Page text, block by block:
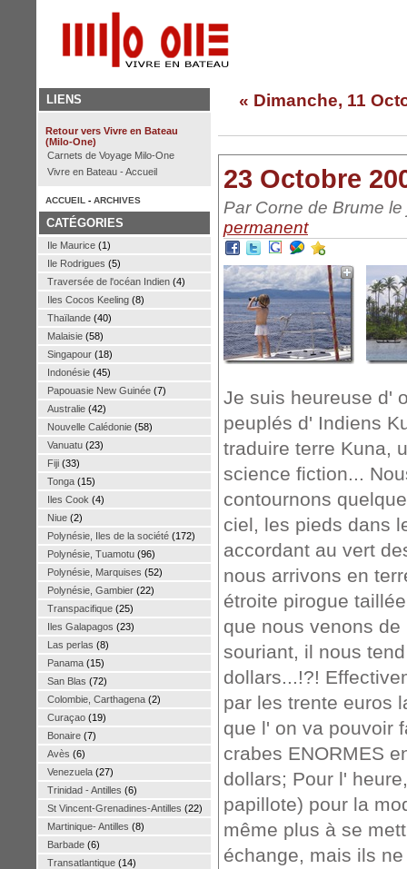
« Dimanche, 11
23 Octobre
Par Corne de Brume
permanent
Je suis heureuse d'
peuplés d' Indiens
traduire terre Kuna,
science fiction...
contournons
ciel, les pieds dans
accordant au vert
nous arrivons en
étroite pirogue
que nous venons
souriant, il nous
dollars...!?!
par les trente euros
que l' on va pouvoir
crabes ENORMES
dollars; Pour l'
papillote) pour la
même plus à se
échange, mais ils
LIENS
Retour vers Vivre en Bateau
(Milo-One)
Carnets de Voyage Milo-One
Vivre en Bateau - Accueil
ACCUEIL - ARCHIVES
CATÉGORIES
Ile Maurice (1)
Ile Rodrigues (5)
Traversée de l'océan Indien (4)
Iles Cocos Keeling (8)
Thaïlande (40)
Malaisie (58)
Singapour (18)
Indonésie (45)
Papouasie New Guinée (7)
Australie (42)
Nouvelle Calédonie (58)
Vanuatu (23)
Fiji (33)
Tonga (15)
Iles Cook (4)
Niue (2)
Polynésie, Iles de la société (172)
Polynésie, Tuamotu (96)
Polynésie, Marquises (52)
Polynésie, Gambier (22)
Transpacifique (25)
Iles Galapagos (23)
Las perlas (8)
Panama (15)
San Blas (72)
Colombie, Carthagena (2)
Curaçao (19)
Bonaire (7)
Avès (6)
Venezuela (27)
Trinidad - Antilles (6)
St Vincent-Grenadines-Antilles (22)
Martinique- Antilles (8)
Barbade (6)
Transatlantique (14)